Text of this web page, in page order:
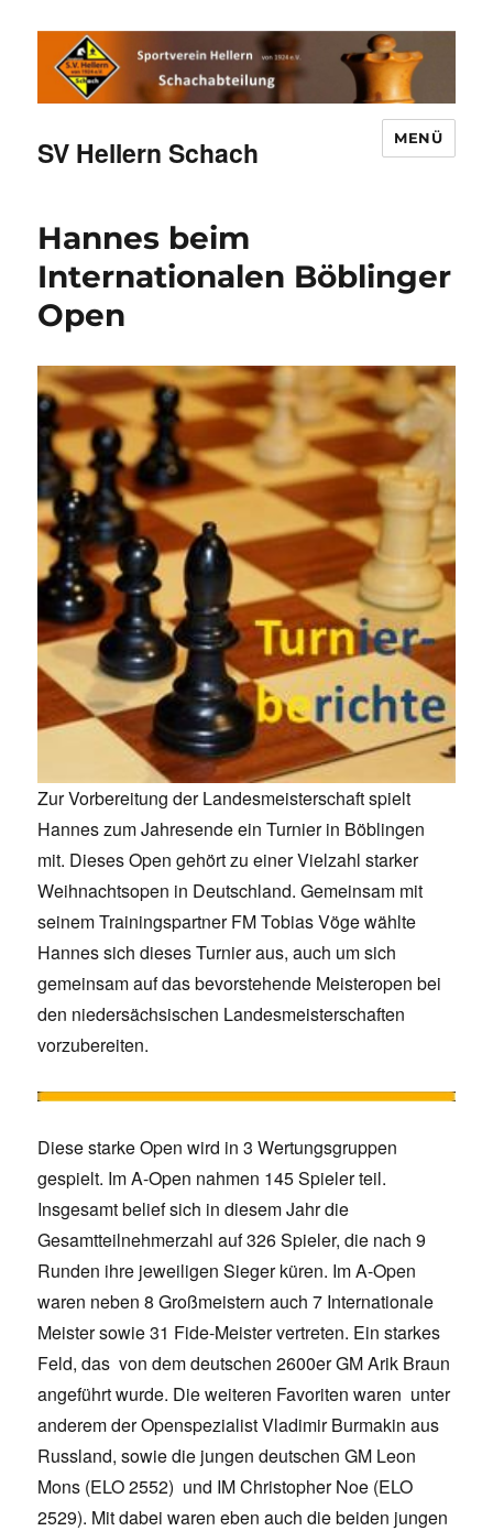
SV Hellern Schach MENÜ
Hannes beim
Internationalen Böblinger
Open
Zur Vorbereitung der Landesmeisterschaft spielt
Hannes zum Jahresende ein Turnier in Böblingen
mit. Dieses Open gehört zu einer Vielzahl starker
Weihnachtsopen in Deutschland. Gemeinsam mit
seinem Trainingspartner FM Tobias Vöge wählte
Hannes sich dieses Turnier aus, auch um sich
gemeinsam auf das bevorstehende Meisteropen bei
den niedersächsischen Landesmeisterschaften
vorzubereiten.
Diese starke Open wird in 3 Wertungsgruppen
gespielt. Im A-Open nahmen 145 Spieler teil.
Insgesamt belief sich in diesem Jahr die
Gesamtteilnehmerzahl auf 326 Spieler, die nach 9
Runden ihre jeweiligen Sieger küren. Im A-Open
waren neben 8 Großmeistern auch 7 Internationale
Meister sowie 31 Fide-Meister vertreten. Ein starkes
Feld, das von dem deutschen 2600er GM Arik Braun
angeführt wurde. Die weiteren Favoriten waren unter
anderem der Openspezialist Vladimir Burmakin aus
Russland, sowie die jungen deutschen GM Leon
Mons (ELO 2552) und IM Christopher Noe (ELO
2529). Mit dabei waren eben auch die beiden jungen